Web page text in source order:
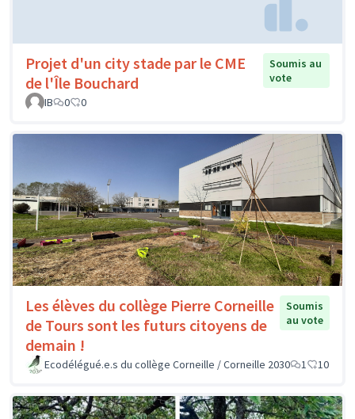
Projet d'un city stade par le CME
de l'Île Bouchard
Soumis au
vote
IB
0 0
Les élèves du collège Pierre Corneille
de Tours sont les futurs citoyens de
demain !
Soumis
au vote
Ecodélégué.e.s du collège Corneille / Corneille 2030 1 10